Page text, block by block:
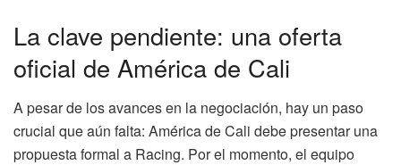
La clave pendiente: una oferta
oficial de América de Cali
A pesar de los avances en la negociación, hay un paso
crucial que aún falta: América de Cali debe presentar una
propuesta formal a Racing. Por el momento, el equipo